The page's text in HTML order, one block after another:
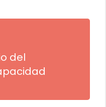
del